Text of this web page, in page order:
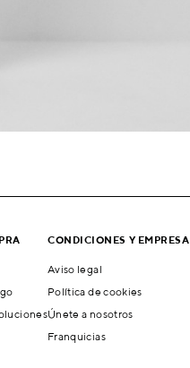
CONDICIONES Y EMPRESA
Aviso legal
Política de cookies
Únete a nosotros
Franquicias